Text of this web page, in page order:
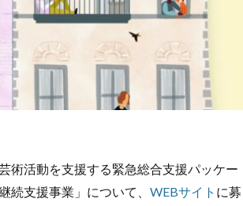
術活動を支援する緊急総合支援パッケー
続支援事業」について、 WEBサイト に募